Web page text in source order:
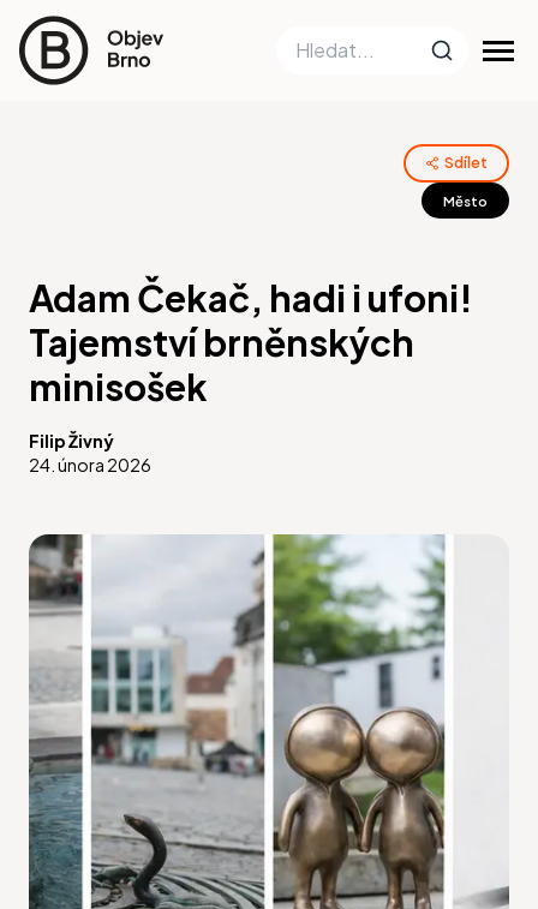
Sdílet
Město
Adam Čekač, hadi i ufoni!
Tajemství brněnských
minisošek
Filip Živný
24. února 2026